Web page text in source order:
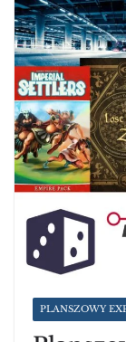
PLANSZOWY